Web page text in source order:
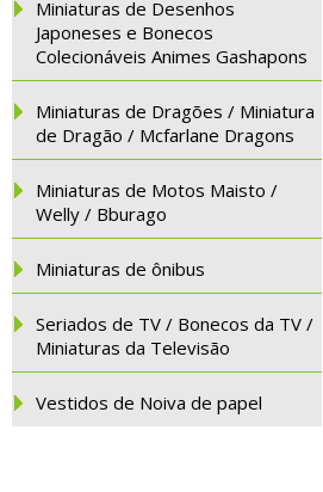
Miniaturas de Desenhos
Japoneses e Bonecos
Colecionáveis Animes Gashapons
Miniaturas de Dragões / Miniatura
de Dragão / Mcfarlane Dragons
Miniaturas de Motos Maisto /
Welly / Bburago
Miniaturas de ônibus
Seriados de TV / Bonecos da TV /
Miniaturas da Televisão
Vestidos de Noiva de papel